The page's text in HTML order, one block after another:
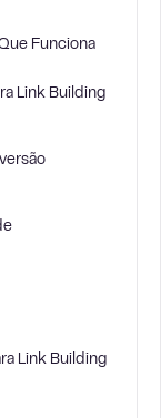
Funciona
Link Building
Link Building